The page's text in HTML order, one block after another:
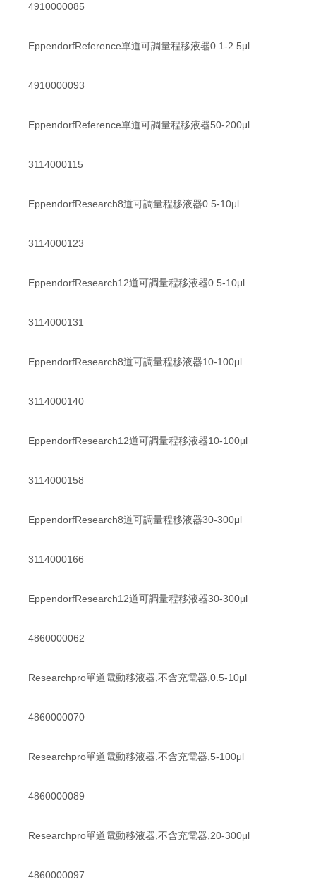
4910000085
EppendorfReference單道可調量程移液器0.1-2.5μl
4910000093
EppendorfReference單道可調量程移液器50-200μl
3114000115
EppendorfResearch8道可調量程移液器0.5-10μl
3114000123
EppendorfResearch12道可調量程移液器0.5-10μl
3114000131
EppendorfResearch8道可調量程移液器10-100μl
3114000140
EppendorfResearch12道可調量程移液器10-100μl
3114000158
EppendorfResearch8道可調量程移液器30-300μl
3114000166
EppendorfResearch12道可調量程移液器30-300μl
4860000062
Researchpro單道電動移液器,不含充電器,0.5-10μl
4860000070
Researchpro單道電動移液器,不含充電器,5-100μl
4860000089
Researchpro單道電動移液器,不含充電器,20-300μl
4860000097